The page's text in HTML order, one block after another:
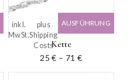
Kette
25€ – 71€
inkl.
MwSt.
plus
Shipping
Costs
AUSFÜHRUNG